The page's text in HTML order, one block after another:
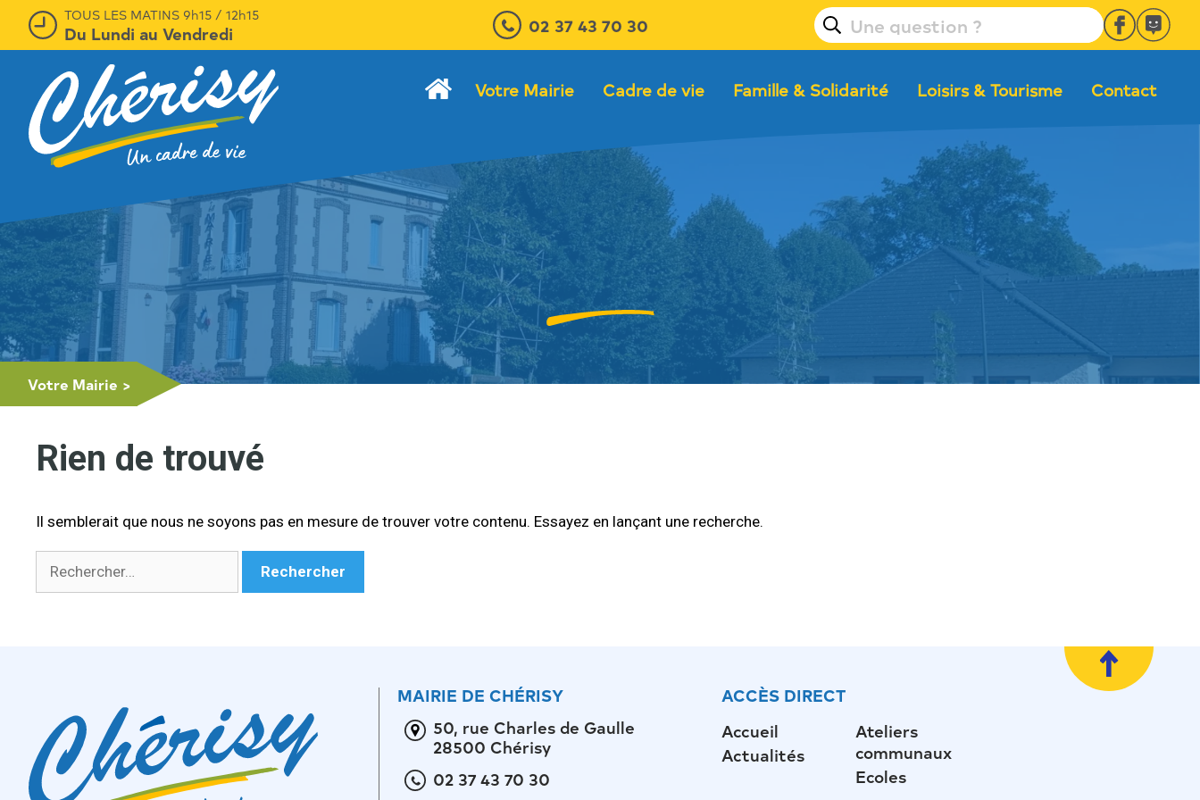
TOUS LES MATINS 9h15 / 12h15
Du Lundi au Vendredi 02 37 43 70 30
Votre Mairie Cadre de vie Famille & Solidarité Loisirs & Tourisme Contact
Votre Mairie >
Rien de trouvé
Il semblerait que nous ne soyons pas en mesure de trouver votre contenu. Essayez en lançant une recherche.
MAIRIE DE CHÉRISY
50, rue Charles de Gaulle
28500 Chérisy
02 37 43 70 30
ACCÈS DIRECT
Accueil
Actualités
Ateliers
communaux
Ecoles